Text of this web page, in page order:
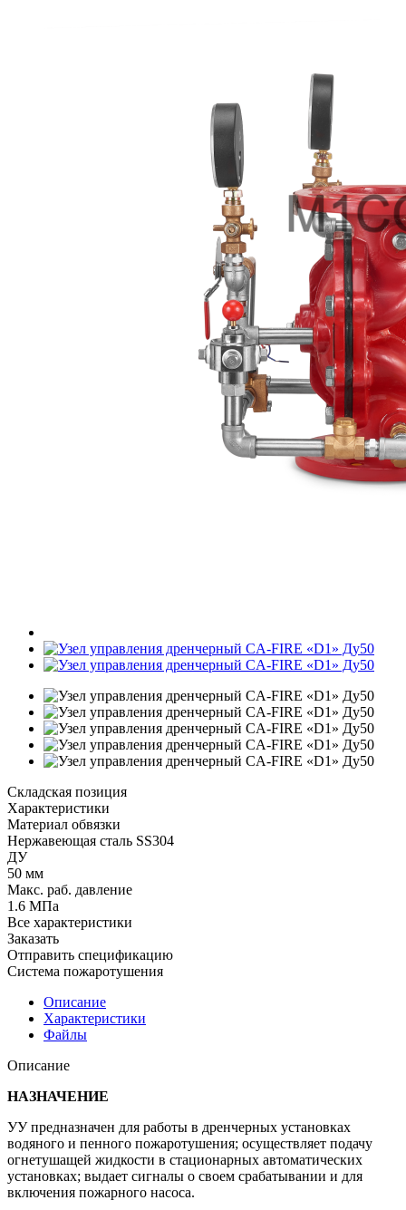
Складская позиция
Характеристики
Материал обвязки
Нержавеющая сталь SS304
ДУ
50 мм
Макс. раб. давление
1.6 МПа
Все характеристики
Заказать
Отправить спецификацию
Система пожаротушения
Описание
Характеристики
Файлы
Описание
НАЗНАЧЕНИЕ
УУ предназначен для работы в дренчерных установках
водяного и пенного пожаротушения; осуществляет подачу
огнетушащей жидкости в стационарных автоматических
установках; выдает сигналы о своем срабатывании и для
включения пожарного насоса.